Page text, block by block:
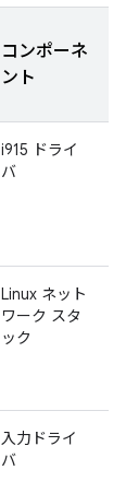
コンポーネ
ント
i915 ドライ
バ
Linux ネット
ワーク スタ
ック
入力ドライ
バ